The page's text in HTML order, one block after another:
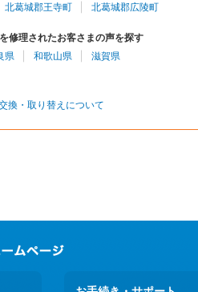
北葛城郡王寺町
北葛城郡広陵町
修理されたお客さまの声を探す
県
和歌山県 滋賀県
換・取り替えについて